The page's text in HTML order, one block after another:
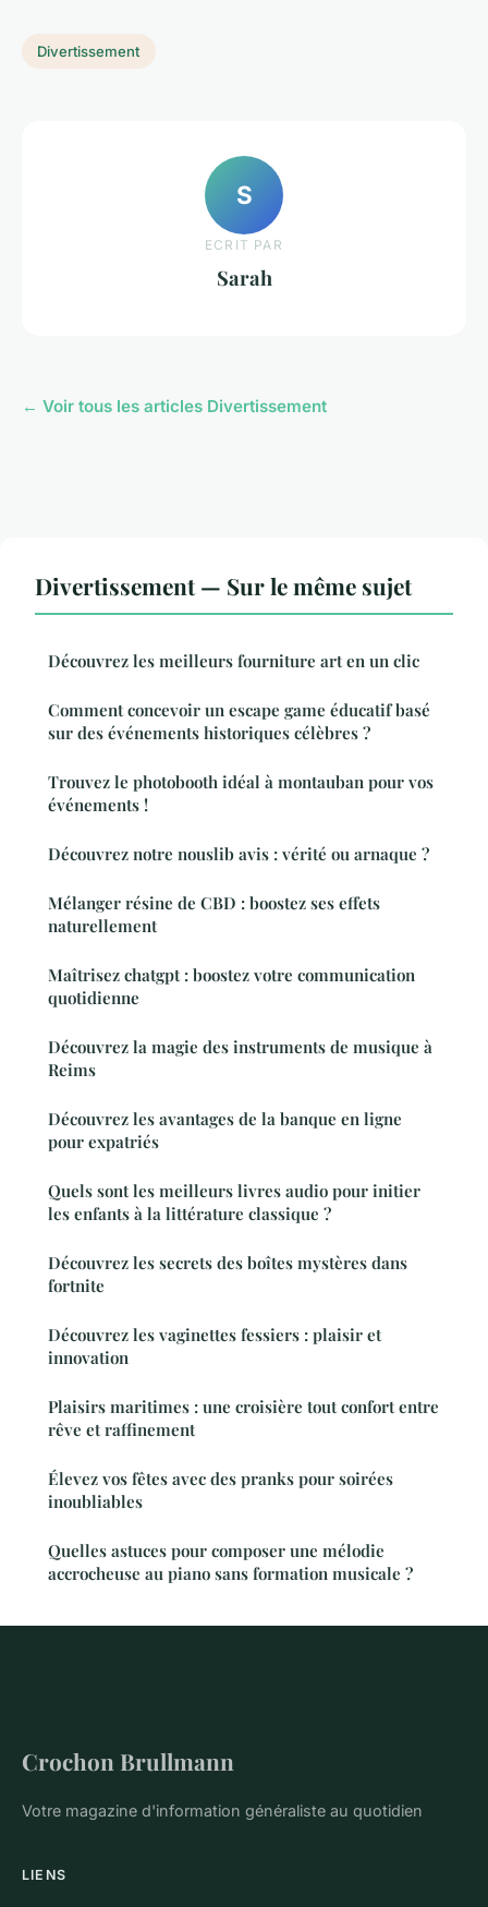
Divertissement
S
ECRIT PAR
Sarah
← Voir tous les articles Divertissement
Divertissement — Sur le même sujet
Découvrez les meilleurs fourniture art en un clic
Comment concevoir un escape game éducatif basé
sur des événements historiques célèbres ?
Trouvez le photobooth idéal à montauban pour vos
événements !
Découvrez notre nouslib avis : vérité ou arnaque ?
Mélanger résine de CBD : boostez ses effets
naturellement
Maîtrisez chatgpt : boostez votre communication
quotidienne
Découvrez la magie des instruments de musique à
Reims
Découvrez les avantages de la banque en ligne
pour expatriés
Quels sont les meilleurs livres audio pour initier
les enfants à la littérature classique ?
Découvrez les secrets des boîtes mystères dans
fortnite
Découvrez les vaginettes fessiers : plaisir et
innovation
Plaisirs maritimes : une croisière tout confort entre
rêve et raffinement
Élevez vos fêtes avec des pranks pour soirées
inoubliables
Quelles astuces pour composer une mélodie
accrocheuse au piano sans formation musicale ?
Crochon Brullmann
Votre magazine d'information généraliste au quotidien
LIENS